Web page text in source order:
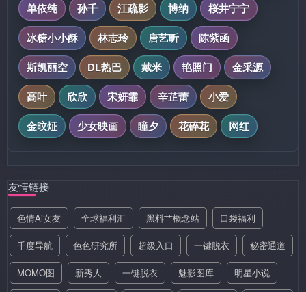
单依纯
孙千 江疏影 博纳
桜井宁宁
冰糖小小酥
林志玲 唐艺昕
陈紫函
斯凯丽空
DL热巴 戴米 艳照门
金采源
高叶
欣欣 宋妍霏 辛芷蕾
小爱
金旼炡
少女映画 瞳夕 花碎花 网红
友情链接
色情Ai女友 全球福利汇 黑料艹概念站 口袋福利
千度导航 色色研究所 超级入口 一键脱衣 秘密通道
MOMO图 新秀人 一键脱衣 魅影图库 明星小说